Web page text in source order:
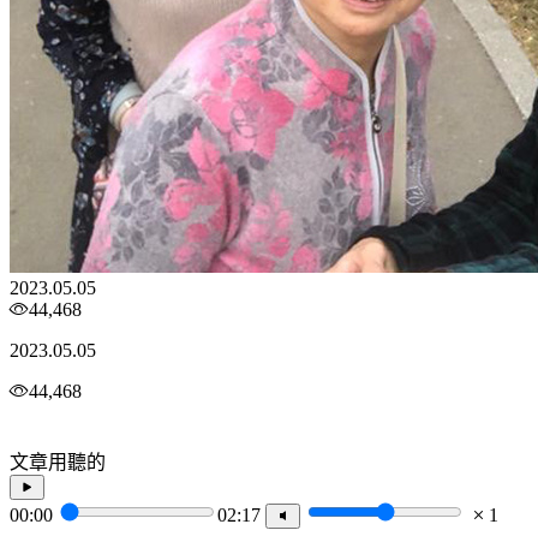
2023.05.05
44,468
2023.05.05
44,468
文章用聽的
00:00 02:17 1